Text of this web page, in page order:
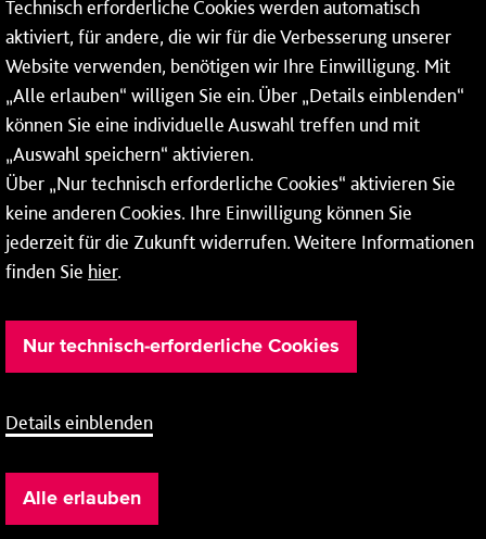
* Montags bis freitags bis 7 und ab 18 Uhr sowie an
Wochenenden und Feiertagen ganztags werden Ihre
Anrufe je nach Themenauswahl an ein Callcenter des
RMV oder von nextbike weitergeleitet. Dort erhalten Sie
ausschließlich Auskünfte zum Fahrplan bzw. zu
meinRad.
Technisch erforderliche Cookies werden automatisch
aktiviert, für andere, die wir für die Verbesserung unserer
Website verwenden, benötigen wir Ihre Einwilligung. Mit
„Alle erlauben“ willigen Sie ein. Über „Details einblenden“
können Sie eine individuelle Auswahl treffen und mit
„Auswahl speichern“ aktivieren.
Über „Nur technisch erforderliche Cookies“ aktivieren Sie
keine anderen Cookies. Ihre Einwilligung können Sie
jederzeit für die Zukunft widerrufen. Weitere Informationen
finden Sie hier.
Nur technisch-erforderliche Cookies
Details einblenden
Alle erlauben